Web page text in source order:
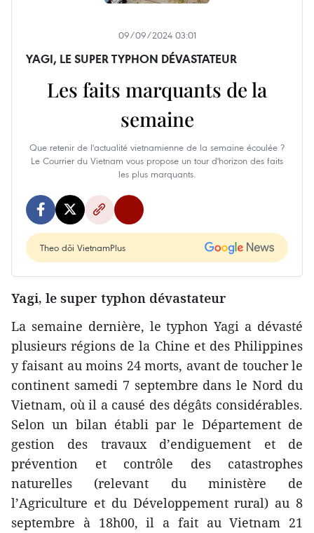
09/09/2024 03:01
YAGI, LE SUPER TYPHON DÉVASTATEUR
Les faits marquants de la
semaine
Que retenir de l'actualité vietnamienne de la semaine écoulée ?
Le Courrier du Vietnam vous propose un tour d'horizon des faits
les plus marquants.
Theo dõi VietnamPlus
Yagi, le super typhon dévastateur
La semaine dernière, le typhon Yagi a dévasté
plusieurs régions de la Chine et des Philippines
y faisant au moins 24 morts, avant de toucher le
continent samedi 7 septembre dans le Nord du
Vietnam, où il a causé des dégâts considérables.
Selon un bilan établi par le Département de
gestion des travaux d’endiguement et de
prévention et contrôle des catastrophes
naturelles (relevant du ministère de
l’Agriculture et du Développement rural) au 8
septembre à 18h00, il a fait au Vietnam 21